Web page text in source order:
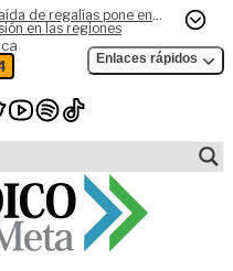
de regalías pone en
en las regiones
Enlaces rápidos